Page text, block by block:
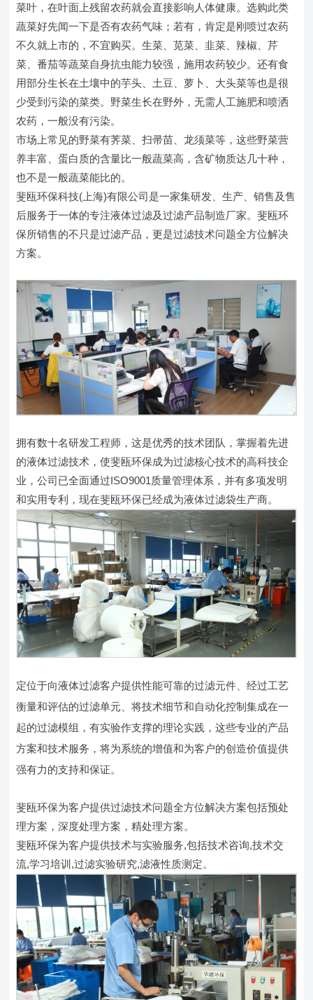
菜叶，在叶面上残留农药就会直接影响人体健康。选购此类
蔬菜好先闻一下是否有农药气味；若有，肯定是刚喷过农药
不久就上市的，不宜购买。生菜、苋菜、韭菜、辣椒、芹
菜、番茄等蔬菜自身抗虫能力较强，施用农药较少。还有食
用部分生长在土壤中的芋头、土豆、萝卜、大头菜等也是很
少受到污染的菜类。野菜生长在野外，无需人工施肥和喷洒
农药，一般没有污染。
市场上常见的野菜有荠菜、扫帚苗、龙须菜等，这些野菜营
养丰富、蛋白质的含量比一般蔬菜高，含矿物质达几十种，
也不是一般蔬菜能比的。
斐瓯环保科技(上海)有限公司是一家集研发、生产、销售及售
后服务于一体的专注液体过滤及过滤产品制造厂家。斐瓯环
保所销售的不只是过滤产品，更是过滤技术问题全方位解决
方案。
拥有数十名研发工程师，这是优秀的技术团队，掌握着先进
的液体过滤技术，使斐瓯环保成为过滤核心技术的高科技企
业，公司已全面通过ISO9001质量管理体系，并有多项发明
和实用专利，现在斐瓯环保已经成为液体过滤袋生产商。
定位于向液体过滤客户提供性能可靠的过滤元件、经过工艺
衡量和评估的过滤单元、将技术细节和自动化控制集成在一
起的过滤模组，有实验作支撑的理论实践，这些专业的产品
方案和技术服务，将为系统的增值和为客户的创造价值提供
强有力的支持和保证。
斐瓯环保为客户提供过滤技术问题全方位解决方案包括预处
理方案，深度处理方案，精处理方案。
斐瓯环保为客户提供技术与实验服务,包括技术咨询,技术交
流,学习培训,过滤实验研究,滤液性质测定。